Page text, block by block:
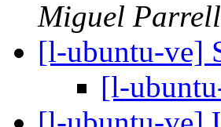
Miguel
[l-ubuntu-ve]
[l-